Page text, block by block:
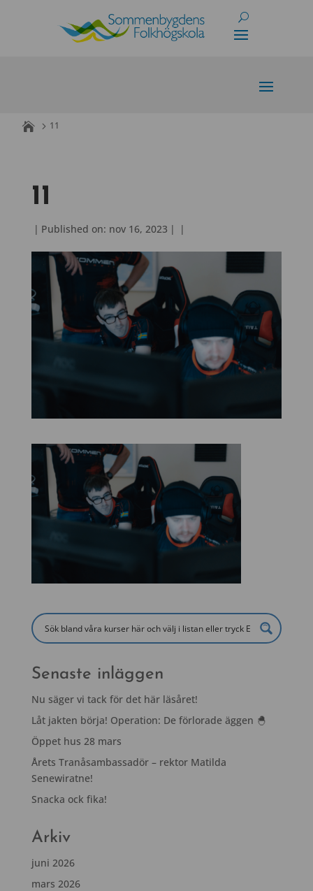
11
11
| Published on: nov 16, 2023 | |
Senaste inläggen
Nu säger vi tack för det här läsåret!
Låt jakten börja! Operation: De förlorade äggen 🐣
Öppet hus 28 mars
Årets Tranåsambassadör – rektor Matilda
Senewiratne!
Snacka ock fika!
Arkiv
juni 2026
mars 2026